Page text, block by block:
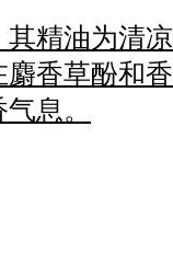
精油为清
香草酚和
息。